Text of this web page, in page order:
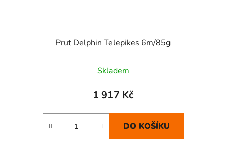
Prut Delphin Telepikes 6m/85g
Skladem
1 917 Kč
DO KOŠÍKU